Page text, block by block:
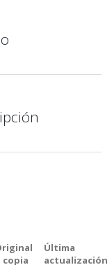
copia
Última
actualización